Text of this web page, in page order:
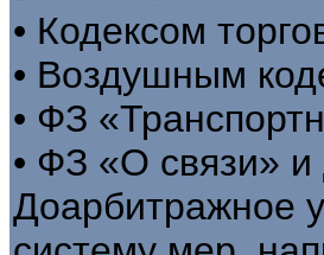
• Кодексом
• Воздушным
• ФЗ
• ФЗ «О связи» и
Доарбитражное